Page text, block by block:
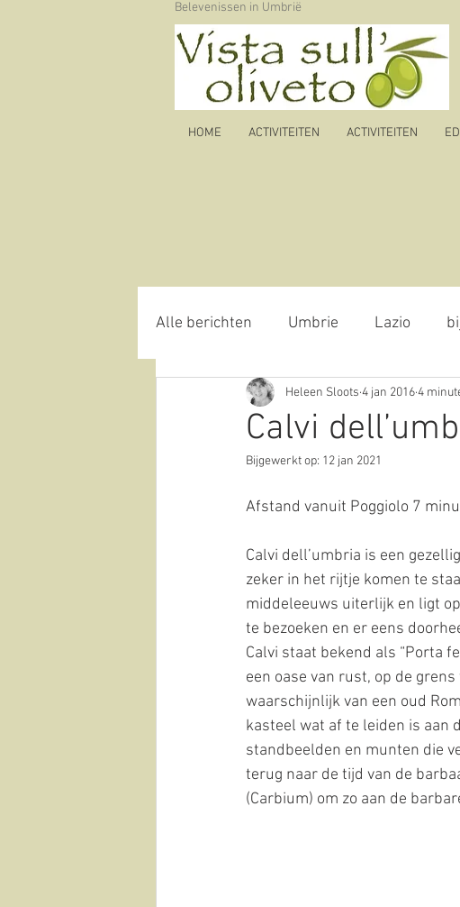
Belevenissen in Umbrië
HOME ACTIVITEITEN ACTIVITEITEN
Alle berichten Umbrie Lazio
Autoroute olijfolie olijvenpluk
historie cultuur
Calvi
Heleen Sloots 4 jan 20164
Bijgewerkt op: 12 jan 2021
Afstand vanuit Poggiolo 7
Calvi dell’umbria is een
zeker in het rijtje komen te
middeleeuws uiterlijk en ligt
te bezoeken en er eens
Calvi staat bekend als “Porta
een oase van rust, op de
waarschijnlijk van een oud
kasteel wat af te leiden is aan
standbeelden en munten die
terug naar de tijd van de
(Carbium) om zo aan de